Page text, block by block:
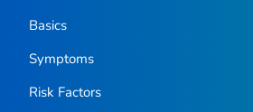
Basics
Symptoms
Risk Factors